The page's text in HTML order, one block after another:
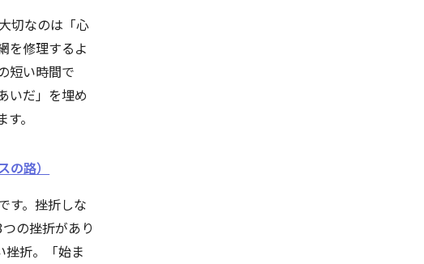
切なのは「心
を修理するよ
短い時間で
いだ」を埋め
。
路）
す。挫折しな
の挫折があり
折。「始ま